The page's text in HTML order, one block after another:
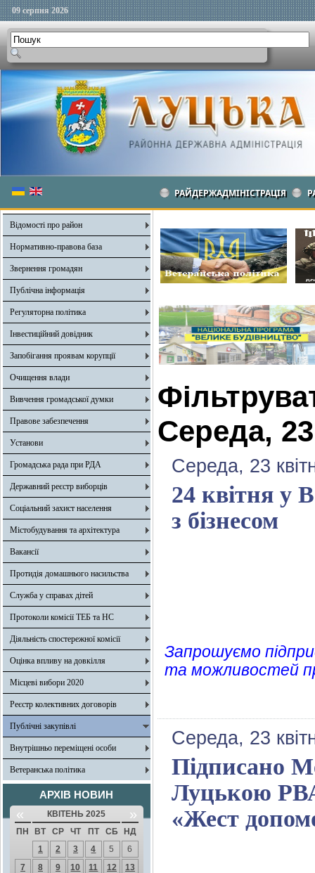
09 серпня 2026
РАЙДЕРЖАДМІНІСТРАЦІЯ
Відомості про район
Нормативно-правова база
Звернення громадян
Публічна інформація
Регуляторна політика
Інвестиційний довідник
Запобігання проявам корупції
Очищення влади
Вивчення громадської думки
Правове забезпечення
Установи
Громадська рада при РДА
Державний реєстр виборців
Соціальний захист населення
Містобудування та архітектура
Вакансії
Протидія домашнього насильства
Служба у справах дітей
Протоколи комісії ТЕБ та НС
Діяльність спостережної комісії
Оцінка впливу на довкілля
Місцеві вибори 2020
Реєстр колективних договорів
Публічні закупівлі
Внутрішньо переміщені особи
Ветеранська політика
АРХІВ НОВИН
« КВІТЕНЬ 2025 »
ПН ВТ СР ЧТ ПТ СБ
НД
1
2 3 4 5
6
7
8 9 10 11 12
13
Середа,
Середа, 23
24 квітня у
з бізнесом
Запрошуємо
та можливостей при
Середа, 23
Підписано
Луцькою
«Жест